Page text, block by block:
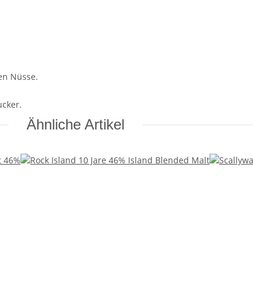
Nüsse.
Ähnliche Artikel